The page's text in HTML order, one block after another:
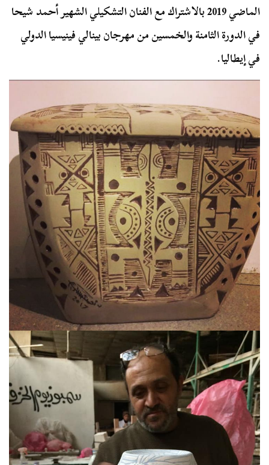
الماضي 2019 بالاشتراك مع الفنان التشكيلي الشهير أحمد شيحا
في الدورة الثامنة والخمسين من مهرجان بينالي فينيسيا الدولي
في إيطاليا.